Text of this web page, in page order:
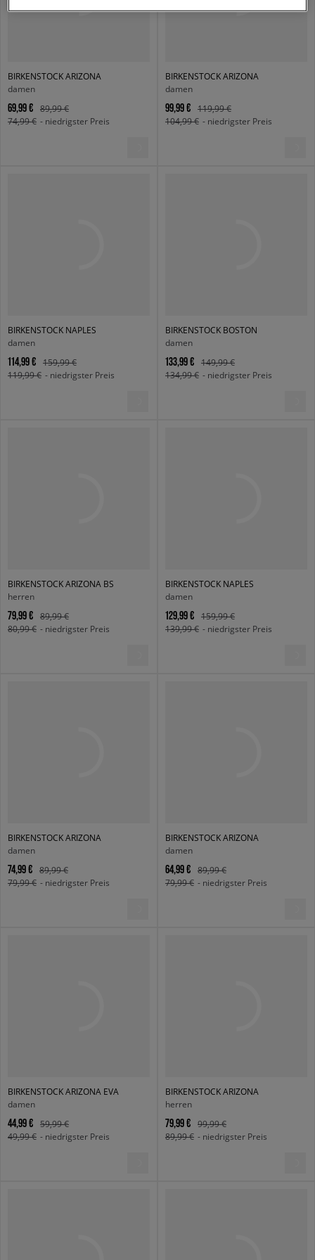
BIRKENSTOCK ARIZONA
damen
69,99 €
89,99 €
74,99 € - niedrigster Preis
BIRKENSTOCK ARIZONA
damen
99,99 €
119,99 €
104,99 € - niedrigster Preis
BIRKENSTOCK NAPLES
damen
114,99 €
159,99 €
119,99 € - niedrigster Preis
BIRKENSTOCK BOSTON
damen
133,99 €
149,99 €
134,99 € - niedrigster Preis
BIRKENSTOCK ARIZONA BS
herren
79,99 €
89,99 €
80,99 € - niedrigster Preis
BIRKENSTOCK NAPLES
damen
129,99 €
159,99 €
139,99 € - niedrigster Preis
BIRKENSTOCK ARIZONA
damen
74,99 €
89,99 €
79,99 € - niedrigster Preis
BIRKENSTOCK ARIZONA
damen
64,99 €
89,99 €
79,99 € - niedrigster Preis
BIRKENSTOCK ARIZONA EVA
damen
44,99 €
59,99 €
49,99 € - niedrigster Preis
BIRKENSTOCK ARIZONA
herren
79,99 €
99,99 €
89,99 € - niedrigster Preis